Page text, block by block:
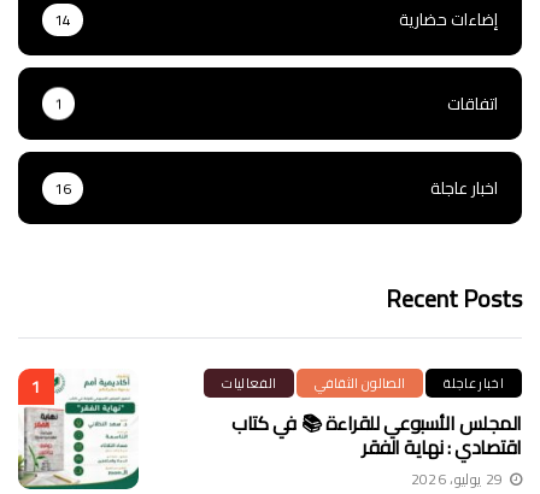
إضاءات حضارية 14
اتفاقات 1
اخبار عاجلة 16
Recent Posts
1 اخبار عاجلة الصالون الثقافي الفعاليات
المجلس الأسبوعي للقراءة 📚 في كتاب
اقتصادي : نهاية الفقر
29 يوليو، 2026